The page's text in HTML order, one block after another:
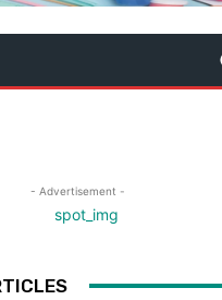
- Advertisement -